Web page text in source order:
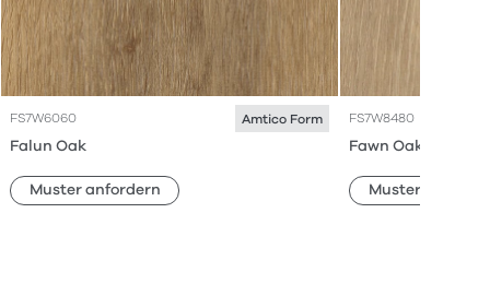
FS7W6060 Amtico Form
Falun Oak
Muster anfordern
FS7W8480
Fawn Oak
Muster